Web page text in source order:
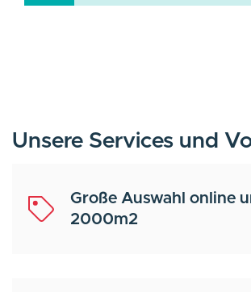
Unsere Services und
Große Auswahl online
2000m2